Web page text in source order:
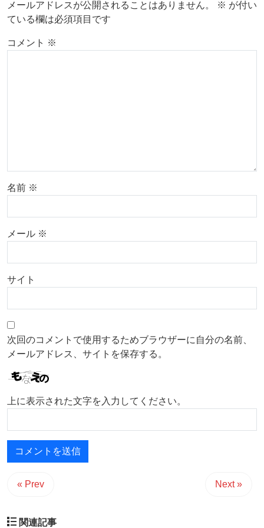
メールアドレスが公開されることはありません。 ※ が付い
ている欄は必須項目です
コメント ※
名前 ※
メール ※
サイト
次回のコメントで使用するためブラウザーに自分の名前、
メールアドレス、サイトを保存する。
上に表示された文字を入力してください。
« Prev Next »
関連記事